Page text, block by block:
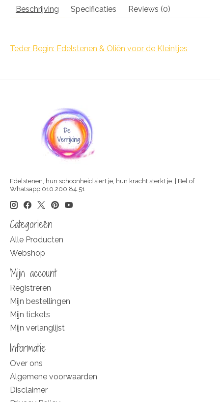
Beschrijving Specificaties Reviews (0)
Teder Begin: Edelstenen & Oliën voor de Kleintjes
Edelstenen, hun schoonheid siert je, hun kracht sterkt je. | Bel of
Whatsapp 010.200.84.51
Categorieën
Alle Producten
Webshop
Mijn account
Registreren
Mijn bestellingen
Mijn tickets
Mijn verlanglijst
Informatie
Over ons
Algemene voorwaarden
Disclaimer